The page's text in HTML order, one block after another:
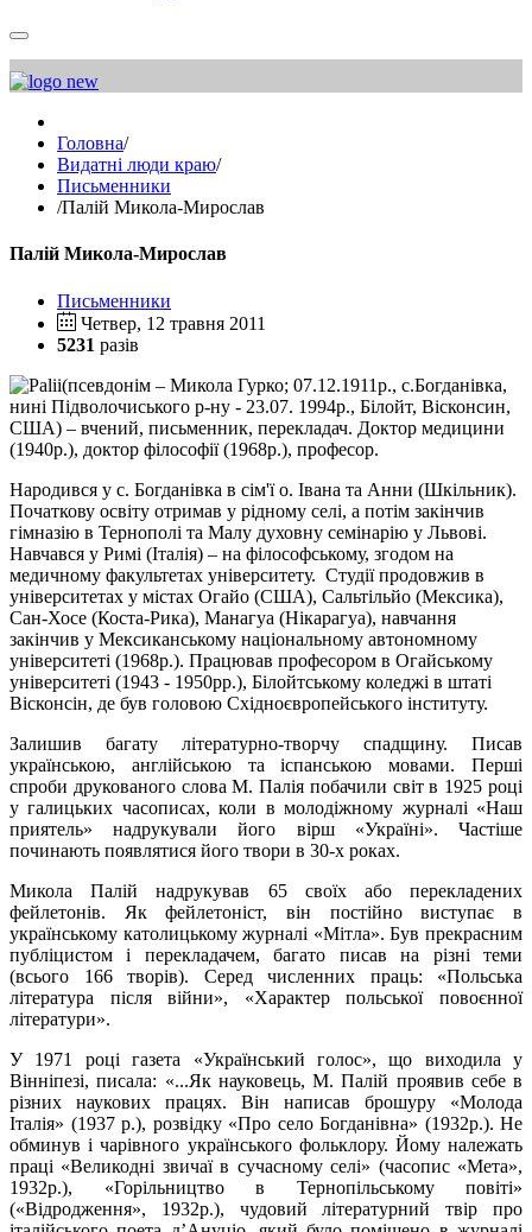
Головна/
Видатні люди краю/
Письменники
/Палій Микола-Мирослав
Палій Микола-Мирослав
Письменники
Четвер, 12 травня 2011
5231 разів
(псевдонім – Микола Гурко; 07.12.1911р., с.Богданівка,
нині Підволочиського р-ну - 23.07. 1994р., Білойт, Вісконсин,
США) – вчений, письменник, перекладач. Доктор медицини
(1940р.), доктор філософії (1968р.), професор.
Народився у с. Богданівка в сім'ї о. Івана та Анни (Шкільник).
Початкову освіту отримав у рідному селі, а потім закінчив
гімназію в Тернополі та Малу духовну семінарію у Львові.
Навчався у Римі (Італія) – на філософському, згодом на
медичному факультетах університету. Студії продовжив в
університетах у містах Огайо (США), Сальтільйо (Мексика),
Сан-Хосе (Коста-Рика), Манагуа (Нікарагуа), навчання
закінчив у Мексиканському національному автономному
університеті (1968р.). Працював професором в Огайському
університеті (1943 - 1950рр.), Білойтському коледжі в штаті
Вісконсін, де був головою Східноєвропейського інституту.
Залишив багату літературно-творчу спадщину. Писав
українською, англійською та іспанською мовами. Перші
спроби друкованого слова М. Палія побачили світ в 1925 році
у галицьких часописах, коли в молодіжному журналі «Наш
приятель» надрукували його вірш «Україні». Частіше
починають появлятися його твори в 30-х роках.
Микола Палій надрукував 65 своїх або перекладених
фейлетонів. Як фейлетоніст, він постійно виступає в
українському католицькому журналі «Мітла». Був прекрасним
публіцистом і перекладачем, багато писав на різні теми
(всього 166 творів). Серед численних праць: «Польська
література після війни», «Характер польської повоєнної
літератури».
У 1971 році газета «Український голос», що виходила у
Вінніпезі, писала: «...Як науковець, М. Палій проявив себе в
різних наукових працях. Він написав брошуру «Молода
Італія» (1937 р.), розвідку «Про село Богданівна» (1932р.). Не
обминув і чарівного українського фольклору. Йому належать
праці «Великодні звичаї в сучасному селі» (часопис «Мета»,
1932р.), «Горільництво в Тернопільському повіті»
(«Відродження», 1932р.), чудовий літературний твір про